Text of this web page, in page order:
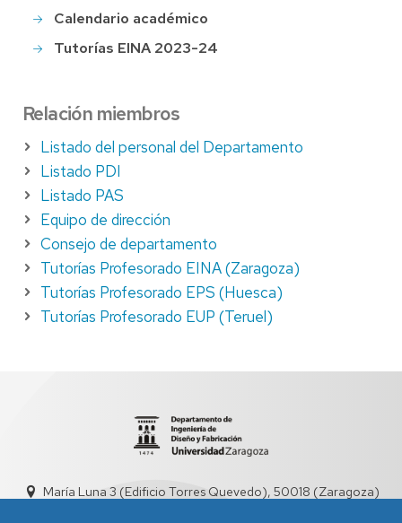
Calendario académico
Tutorías EINA 2023-24
Relación miembros
Listado del personal del Departamento
Listado PDI
Listado PAS
Equipo de dirección
Consejo de departamento
Tutorías Profesorado EINA (Zaragoza)
Tutorías Profesorado EPS (Huesca)
Tutorías Profesorado EUP (Teruel)
María Luna 3 (Edificio Torres Quevedo), 50018 (Zaragoza)